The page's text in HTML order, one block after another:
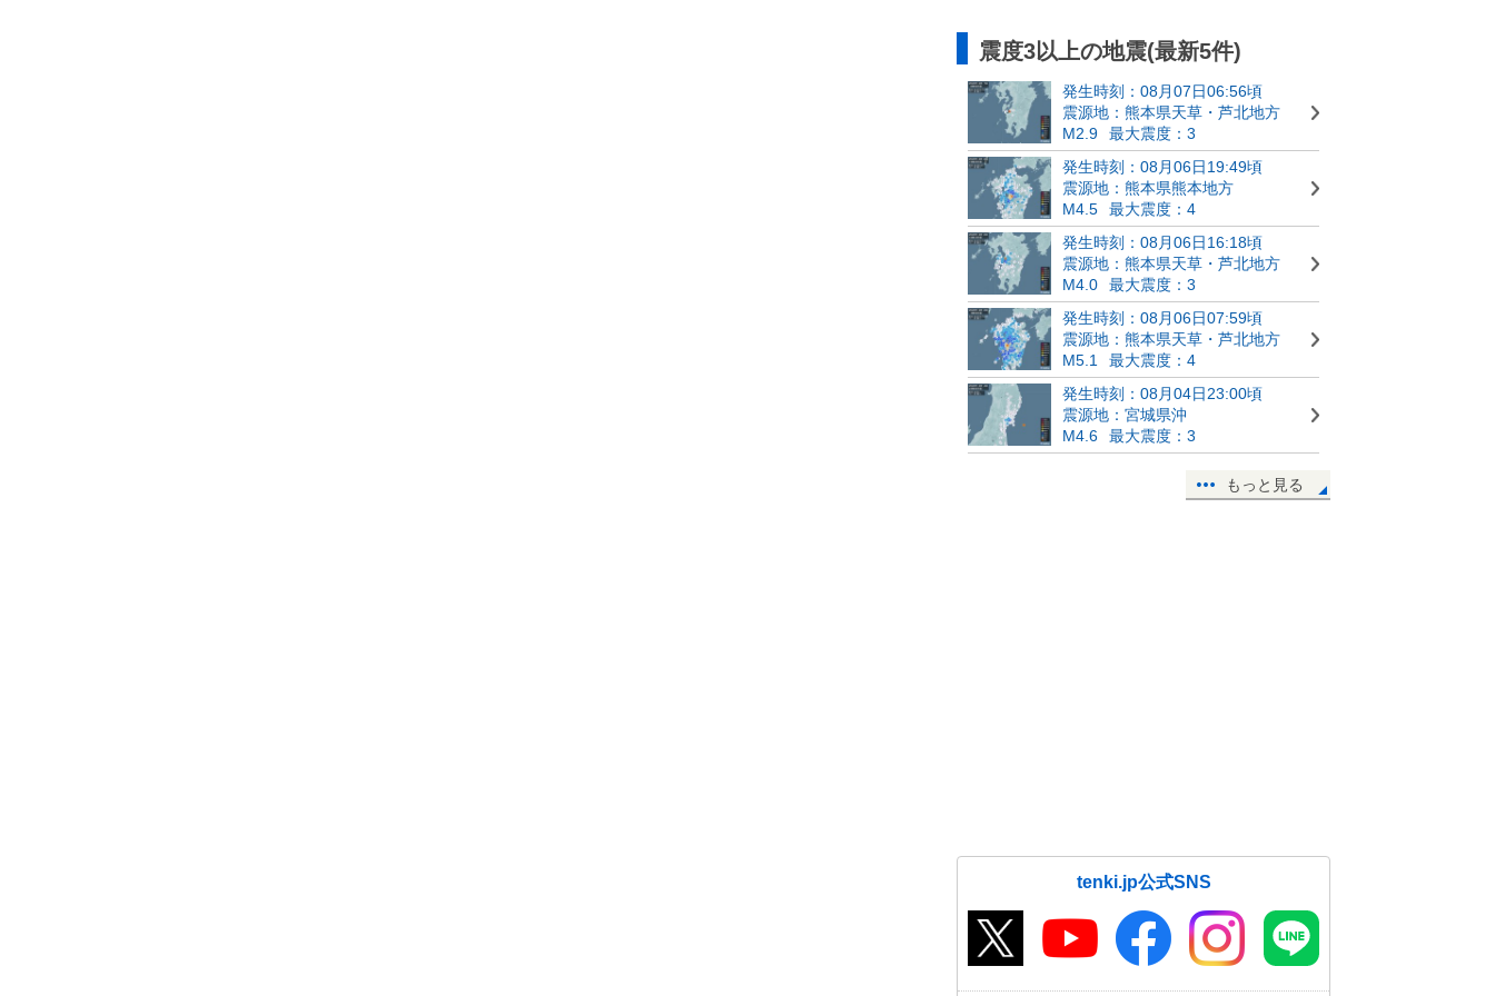
震度3以上の地震(最新5件)
発生時刻：08月07日06:56頃
震源地：熊本県天草・芦北地方
M2.9
最大震度：3
発生時刻：08月06日19:49頃
震源地：熊本県熊本地方
M4.5
最大震度：4
発生時刻：08月06日16:18頃
震源地：熊本県天草・芦北地方
M4.0
最大震度：3
発生時刻：08月06日07:59頃
震源地：熊本県天草・芦北地方
M5.1
最大震度：4
発生時刻：08月04日23:00頃
震源地：宮城県沖
M4.6
最大震度：3
もっと見る
tenki.jp公式SNS